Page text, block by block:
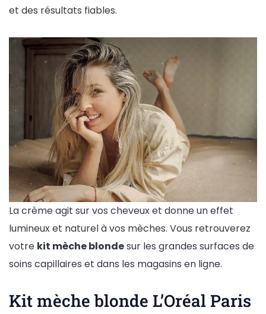
et des résultats fiables.
La crème agit sur vos cheveux et donne un effet
lumineux et naturel à vos mèches. Vous retrouverez
votre kit mèche blondesur les grandes surfaces de
soins capillaires et dans les magasins en ligne.
Kit mèche blonde L’Oréal Paris